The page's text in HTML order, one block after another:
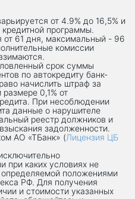
от 4.9% до 16,5% и
кредитной программы.
61 дня, максимальный - 96
комиссии
срок суммы
по автокредиту банк-
начислить штраф за
0,1% от
При несоблюдении
данные о нарушителе
реестр должников и
задолженности.
АО «ТБанк» (Лицензия ЦБ
при каких условиях не
положениями
РФ. Для получения
и стоимости указанных